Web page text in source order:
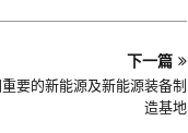
下一篇
要的新能源及新能源装备制
造基地